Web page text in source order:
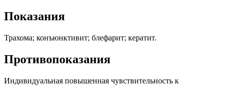
Показания
Трахома; конъюнктивит; блефарит; кератит.
Противопоказания
Индивидуальная повышенная чувствительность к